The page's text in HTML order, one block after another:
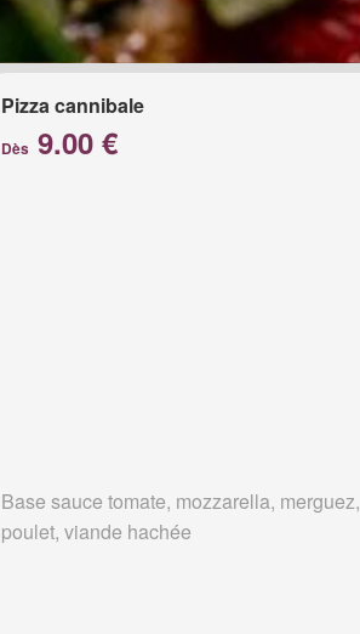
Pizza cannibale
Dès 9.00 €
Base sauce tomate, mozzarella, merguez,
poulet, viande hachée